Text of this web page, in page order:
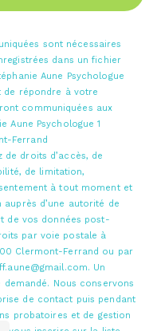
sont nécessaires
dans un fichier
Aune Psychologue
de répondre à votre
communiquées aux
Aune Psychologue 1
Ferrand
de droits d’accès, de
de limitation,
à tout moment et
d’une autorité de
de vos données post-
par voie postale à
Clermont-Ferrand ou par
Un
Nous conservons
de contact puis pendant
probatoires et de gestion